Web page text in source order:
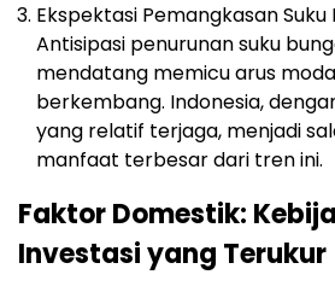
Ekspektasi Pemangkasan Suku
Antisipasi penurunan suku
mendatang memicu arus
berkembang. Indonesia,
yang relatif terjaga, menjadi
manfaat terbesar dari tren ini.
Faktor Domestik:
Investasi yang Terukur